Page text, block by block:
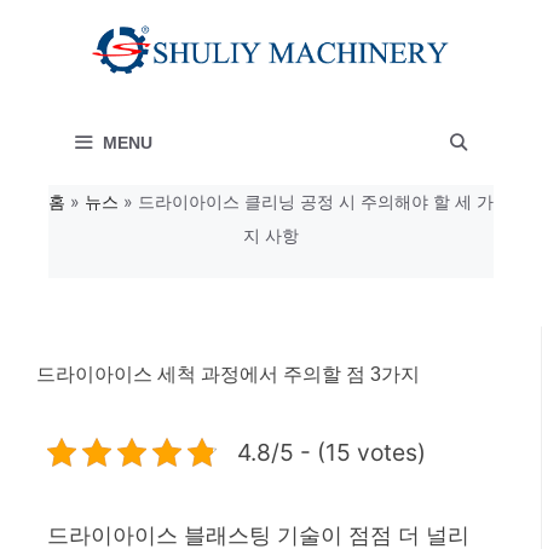
MENU
홈 » 뉴스 » 드라이아이스 클리닝 공정 시 주의해야 할 세 가
지 사항
드라이아이스 세척 과정에서 주의할 점 3가지
4.8/5 - (15 votes)
드라이아이스 블래스팅 기술이 점점 더 널리